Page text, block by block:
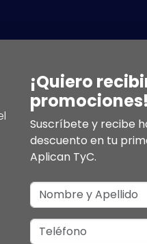
¡Quiero
promociones!
Suscríbete y recibe
descuento en tu
Aplican TyC.